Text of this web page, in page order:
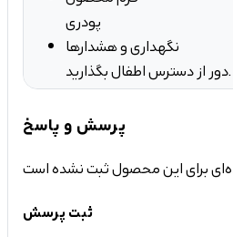
پودری
نگهداری و هشدارها
دور از دسترس اطفال بگذارید.
پرسش و پاسخ
ثبت پرسش